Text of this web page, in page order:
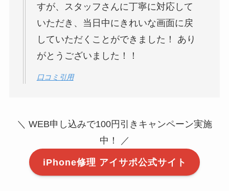
すが、スタッフさんに丁寧に対応して
いただき、当日中にきれいな画面に戻
していただくことができました！ あり
がとうございました！！
口コミ引用
＼ WEB申し込みで100円引きキャンペーン実施
中！ ／
iPhone修理 アイサポ公式サイト